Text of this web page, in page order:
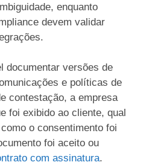
enquanto
devem validar
documentar versões de
e políticas de
contestação, a empresa
foi exibido ao cliente, qual
o consentimento foi
foi aceito ou
com assinatura.